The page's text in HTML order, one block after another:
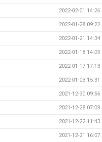
2022-02-01 14:26
2022-01-28 09:22
2022-01-21 14:34
2022-01-18 14:09
2022-01-17 17:13
2022-01-03 15:31
2021-12-30 09:56
2021-12-28 07:09
2021-12-22 11:43
2021-12-21 16:07